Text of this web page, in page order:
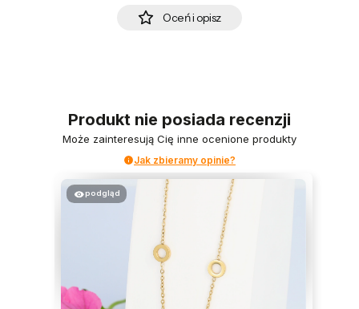
Oceń i opisz
Produkt nie posiada recenzji
Może zainteresują Cię inne ocenione produkty
Jak zbieramy opinie?
podgląd